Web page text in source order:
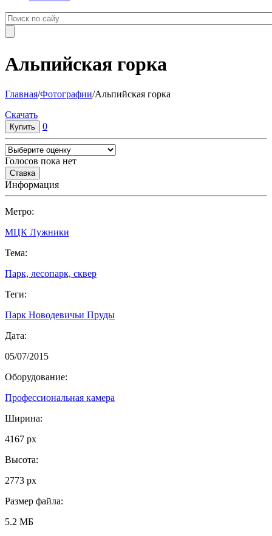
Альпийская горка
Главная/Фотографии/Альпийская горка
Cкачать
0
Голосов пока нет
Информация
Метро:
МЦК Лужники
Тема:
Парк, лесопарк, сквер
Теги:
Парк Новодевичьи Пруды
Дата:
05/07/2015
Оборудование:
Профессиональная камера
Ширина:
4167 px
Высота:
2773 px
Размер файла:
5.2 МБ